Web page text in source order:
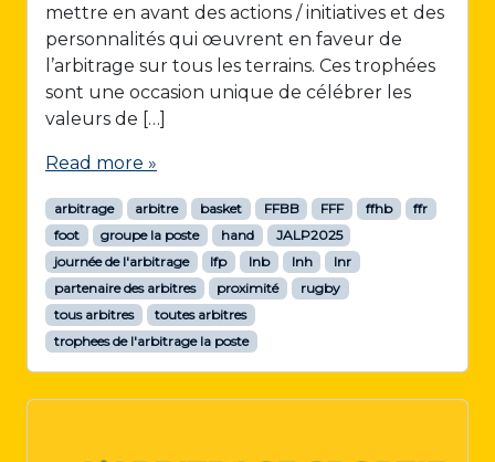
mettre en avant des actions / initiatives et des
personnalités qui œuvrent en faveur de
l’arbitrage sur tous les terrains. Ces trophées
sont une occasion unique de célébrer les
valeurs de […]
Read more »
arbitrage arbitre basket FFBB FFF ffhb
ffr
foot
groupe la poste hand
JALP2025
journée de l'arbitrage
lfp lnb lnh
lnr
partenaire des arbitres
proximité
rugby
tous arbitres
toutes arbitres
trophees de l'arbitrage la poste